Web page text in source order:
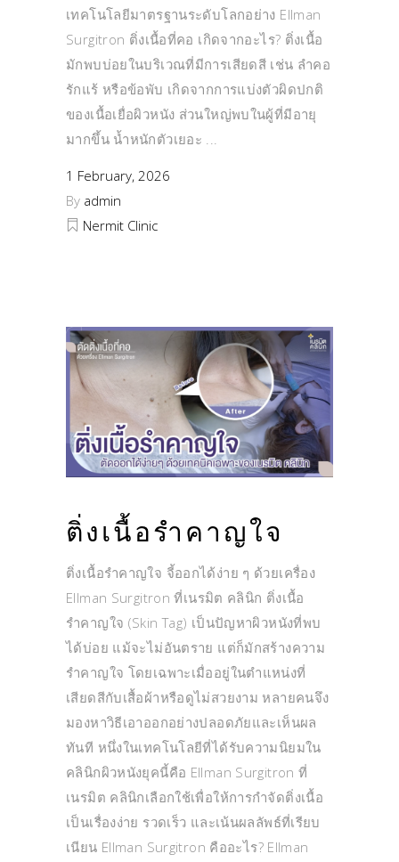
เทคโนโลยีมาตรฐานระดับโลกอย่าง Ellman
Surgitron ติ่งเนื้อที่คอ เกิดจากอะไร? ติ่งเนื้อ
มักพบบ่อยในบริเวณที่มีการเสียดสี เช่น ลำคอ
รักแร้ หรือข้อพับ เกิดจากการแบ่งตัวผิดปกติ
ของเนื้อเยื่อผิวหนัง ส่วนใหญ่พบในผู้ที่มีอายุ
มากขึ้น น้ำหนักตัวเยอะ
1 February, 2026
By admin
Nermit Clinic
ติ่งเนื้อรำคาญใจ
ติ่งเนื้อรำคาญใจ จี้ออกได้ง่าย ๆ ด้วยเครื่อง
Ellman Surgitron ที่เนรมิต คลินิก ติ่งเนื้อ
รำคาญใจ (Skin Tag) เป็นปัญหาผิวหนังที่พบ
ได้บ่อย แม้จะไม่อันตราย แต่ก็มักสร้างความ
รำคาญใจ โดยเฉพาะเมื่ออยู่ในตำแหน่งที่
เสียดสีกับเสื้อผ้าหรือดูไม่สวยงาม หลายคนจึง
มองหาวิธีเอาออกอย่างปลอดภัยและเห็นผล
ทันที หนึ่งในเทคโนโลยีที่ได้รับความนิยมใน
คลินิกผิวหนังยุคนี้คือ Ellman Surgitron ที่
เนรมิต คลินิกเลือกใช้เพื่อให้การกำจัดติ่งเนื้อ
เป็นเรื่องง่าย รวดเร็ว และเน้นผลลัพธ์ที่เรียบ
เนียน Ellman Surgitron คืออะไร? Ellman